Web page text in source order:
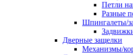
Петли
Разные
Шпингалеты/
Дверные защелки
Механизмы/